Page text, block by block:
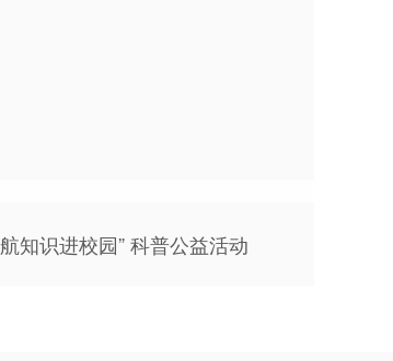
知识进校园” 科普公益活动